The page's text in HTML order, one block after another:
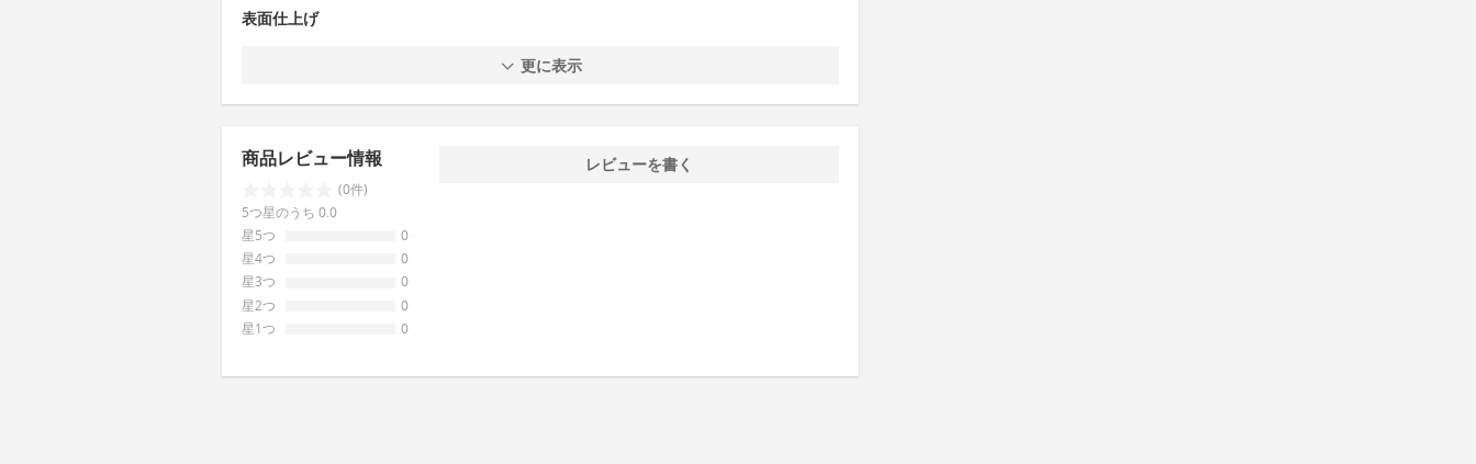
表面仕上げ
更に表示
商品レビュー情報
(0件)
5つ星のうち 0.0
星5つ
0
星4つ
0
星3つ
0
星2つ
0
星1つ
0
レビューを書く